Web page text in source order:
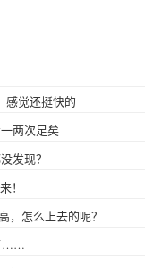
感觉还挺快的
两次足矣
发现？
！
，怎么上去的呢？
……